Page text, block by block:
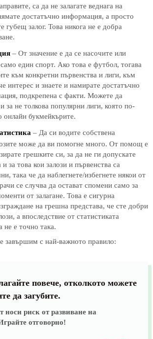
са да не залагате веднага на
достатъчно информация, а просто
губещ залог. Това никога не е добра
– От значение е да се насочите или
един спорт. Ако това е футбол, тогава
към конкретни първенства и лиги, към
интерес и знаете и намирате достатъчно
подкрепена с факти. Можете да
за не толкова популярни лиги, която по-
онлайн букмейкърите.
– Да си водите собствена
може да ви помогне много. От помощ е
грешките си, за да не ги допускате
за това кои залози и първенства са
така че да наблегнете/избегнете някои от
се случва да остават спомени само за
от залагане. Това е сигурна
на грешна представа, че сте добри
а впоследствие от статистиката
не е точно така.
завършим с най-важното правило:
повече, отколкото можете
да загубите.
носи риск от развиване на
отговорно!